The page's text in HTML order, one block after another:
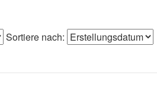
Sortiere nach: